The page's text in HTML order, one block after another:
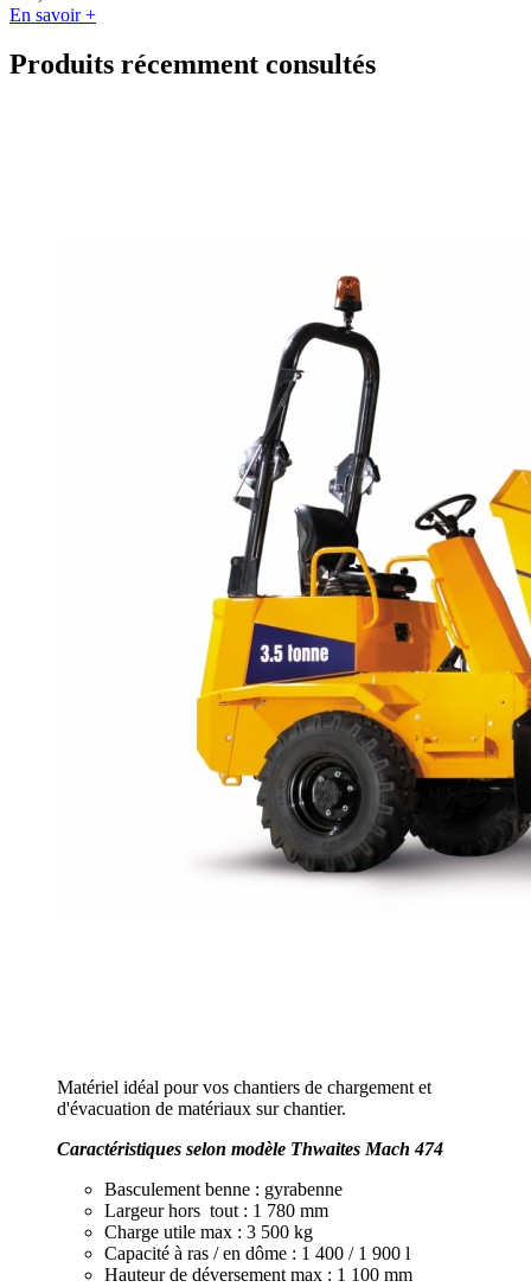
En savoir +
Produits récemment consultés
Matériel idéal pour vos chantiers de chargement et
d'évacuation de matériaux sur chantier.
Caractéristiques selon modèle Thwaites Mach 474
Basculement benne : gyrabenne
Largeur hors tout : 1 780 mm
Charge utile max : 3 500 kg
Capacité à ras / en dôme : 1 400 / 1 900 l
Hauteur de déversement max : 1 100 mm